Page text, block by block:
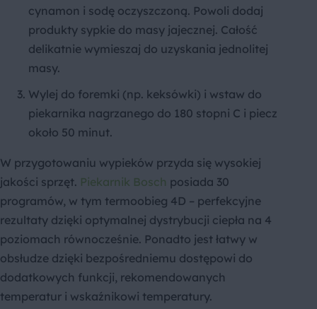
cynamon i sodę oczyszczoną. Powoli dodaj
produkty sypkie do masy jajecznej. Całość
delikatnie wymieszaj do uzyskania jednolitej
masy.
Wylej do foremki (np. keksówki) i wstaw do
piekarnika nagrzanego do 180 stopni C i piecz
około 50 minut.
W przygotowaniu wypieków przyda się wysokiej
jakości sprzęt. Piekarnik Bosch posiada 30
programów, w tym termoobieg 4D – perfekcyjne
rezultaty dzięki optymalnej dystrybucji ciepła na 4
poziomach równocześnie. Ponadto jest łatwy w
obsłudze dzięki bezpośredniemu dostępowi do
dodatkowych funkcji, rekomendowanych
temperatur i wskaźnikowi temperatury.